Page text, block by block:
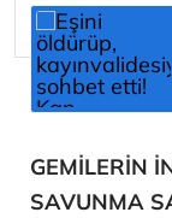
GEMİLERİN
SAVUNMA